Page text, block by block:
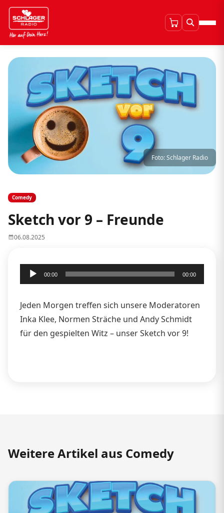
Foto: Schlager Radio
Comedy
Sketch vor 9 – Freunde
06.08.2025
Audio-
Player
00:00 00:00
Jeden Morgen treffen sich unsere Moderatoren
Inka Klee, Normen Sträche und Andy Schmidt
für den gespielten Witz – unser Sketch vor 9!
Weitere Artikel aus Comedy